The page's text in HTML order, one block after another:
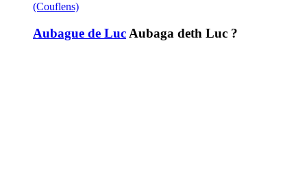
(Couflens)
Aubague de Luc Aubaga deth Luc ?